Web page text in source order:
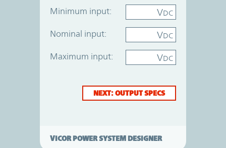
Minimum input: VDC
Nominal input: VDC
Maximum input: VDC
NEXT: OUTPUT SPECS
VICOR POWER SYSTEM DESIGNER